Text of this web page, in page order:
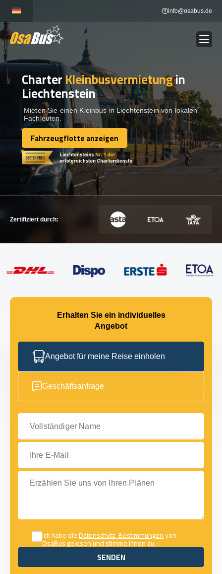
content
info@osabus.de
BUSVERMIETUNG Show dropdown
REISEZIELE Show dropdown
FLOTTE
KONTAKTIEREN SIE UNS
KONTAKTIEREN SIE UNS
CharterKleinbusvermietungin
Liechtenstein
Mieten Sie einen Kleinbus in Liechtenstein von lokalen
Fachleuten.
Fahrzeugflotte anzeigen
Fahrzeugflotte anzeigen
Zertifiziert durch:
Erhalten Sie ein individuelles
Angebot
Angebot für meine Reise einholen
Geschäftsanfrage
Vollständiger Name
Ihre E-Mail
Erzählen Sie uns von Ihren Plänen
Ich habe dieDatenschutz-Bestimmungenvon
OsaBus gelesen und stimme ihnen zu.
SENDEN
SENDEN